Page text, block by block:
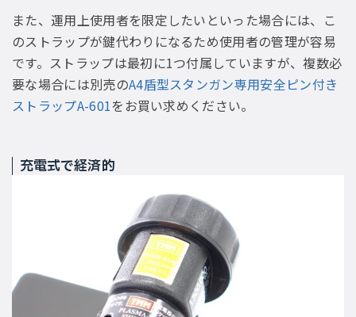
また、運用上使用者を限定したいといった場合には、こ
のストラップが鍵代わりになるため使用者の管理が容易
です。ストラップは最初に1つ付属していますが、複数必
要な場合には別売のA4盾型スタンガン専用安全ピン付き
ストラップA-601をお買い求めください。
充電式で経済的